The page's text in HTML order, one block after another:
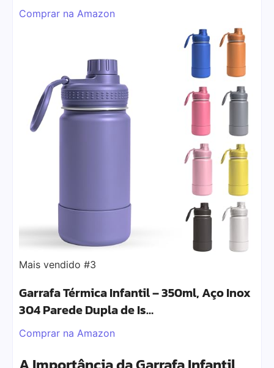
Comprar na Amazon
Mais vendido #3
Garrafa Térmica Infantil – 350ml, Aço Inox
304 Parede Dupla de Is…
Comprar na Amazon